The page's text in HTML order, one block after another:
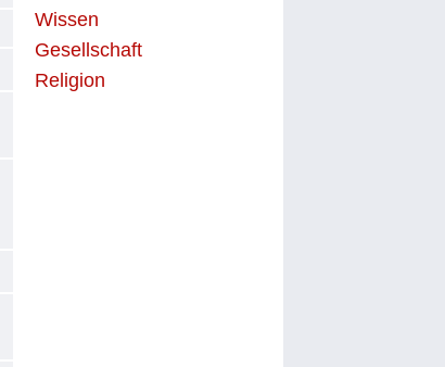
Wissen
Gesellschaft
Religion